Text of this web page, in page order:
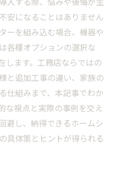
安になることはありません
ーを組み込む場合、機器や
各種オプションの選択な
します。工務店ならではの
と追加工事の違い、家族の
仕組みまで、本記事でわか
な視点と実際の事例を交え
避し、納得できるホームシ
具体策とヒントが得られる